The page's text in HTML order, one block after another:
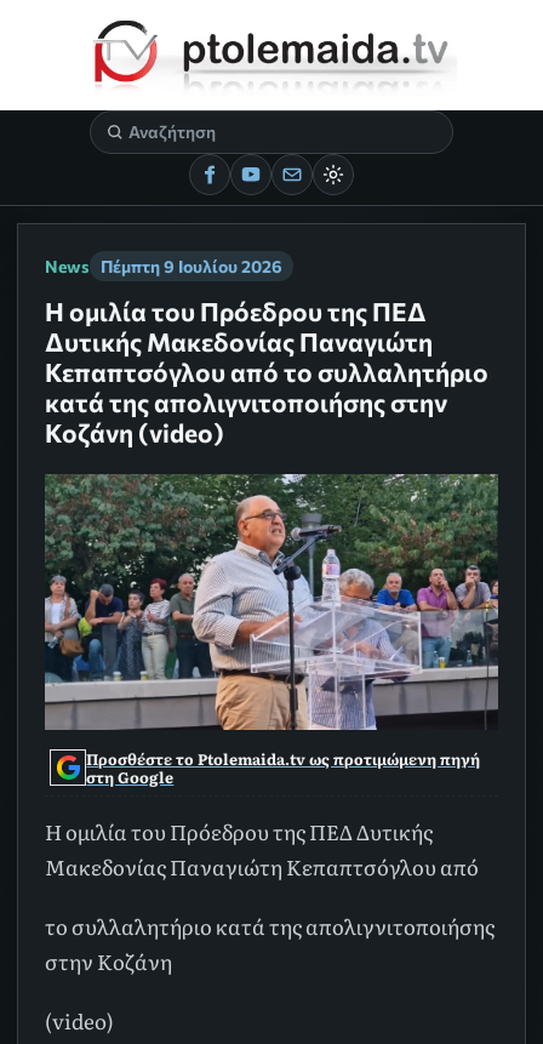
News Πέμπτη 9 Ιουλίου 2026
Η ομιλία του Πρόεδρου της ΠΕΔ
Δυτικής Μακεδονίας Παναγιώτη
Κεπαπτσόγλου από το συλλαλητήριο
κατά της απολιγνιτοποιήσης στην
Κοζάνη (video)
Προσθέστε το Ptolemaida.tv ως προτιμώμενη πηγή
στη Google
Η ομιλία του Πρόεδρου της ΠΕΔ Δυτικής
Μακεδονίας Παναγιώτη Κεπαπτσόγλου από
το συλλαλητήριο κατά της απολιγνιτοποιήσης
στην Κοζάνη
(video)